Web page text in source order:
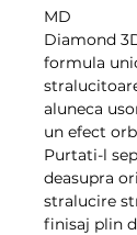
MD
Diamond
formula
aluneca
un efect
Purtati-l
deasupra
stralucire
finisaj plin